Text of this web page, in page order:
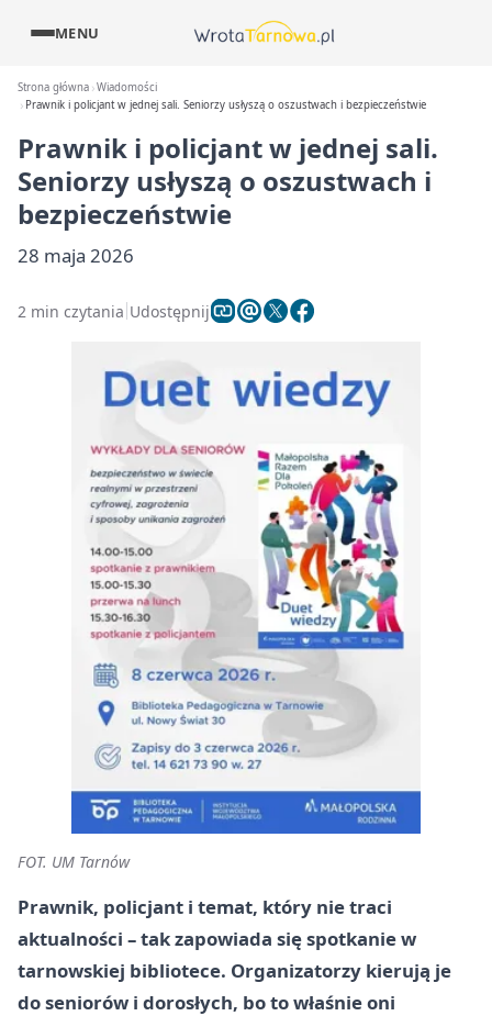
MENU
Strona główna Wiadomości
Prawnik i policjant w jednej sali. Seniorzy usłyszą o oszustwach i bezpieczeństwie
Prawnik i policjant w jednej sali.
Seniorzy usłyszą o oszustwach i
bezpieczeństwie
28 maja 2026
2 min czytania Udostępnij
FOT. UM Tarnów
Prawnik, policjant i temat, który nie traci
aktualności – tak zapowiada się spotkanie w
tarnowskiej bibliotece. Organizatorzy kierują je
do seniorów i dorosłych, bo to właśnie oni